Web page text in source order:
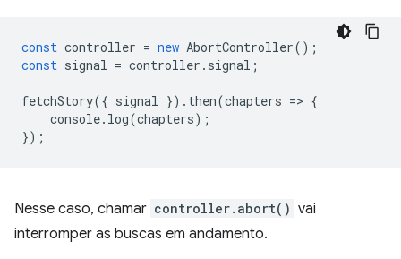
const controller = new AbortController();
const signal = controller . signal ;
fetchStory({ signal }). then(chapters => {
console. log(chapters);
});
Nesse caso, chamar controller.abort() vai
interromper as buscas em andamento.